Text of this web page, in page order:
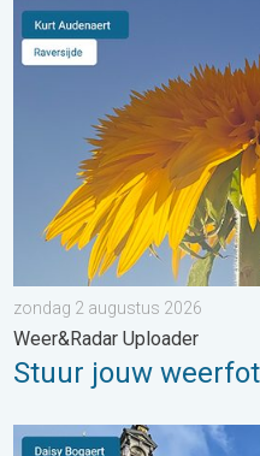
Stuur jouw weerfoto van de
zondag 2 augustus 2026
Weer&Radar Uploader
Stuur jouw
Stuur jouw weerfoto van de